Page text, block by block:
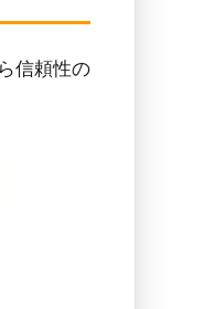
信頼性の